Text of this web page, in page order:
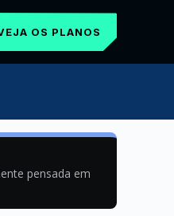
OS PLANOS
pensada em